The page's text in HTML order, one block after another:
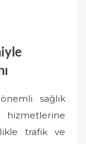
sağlık
trafik ve